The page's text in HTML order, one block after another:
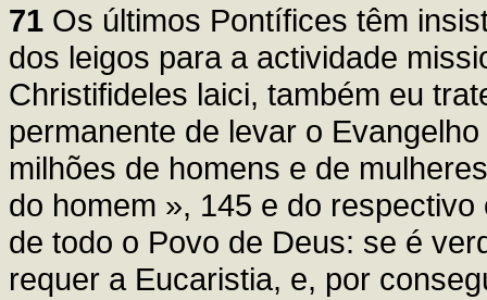
71 Os últimos Pontífices têm
dos leigos para a actividade
Christifideles laici, também eu
permanente de levar o
milhões de homens e de
do homem », 145 e do
de todo o Povo de Deus: se é
requer a Eucaristia, e, por